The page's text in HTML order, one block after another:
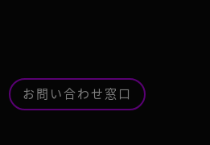
お問い合わせ窓口